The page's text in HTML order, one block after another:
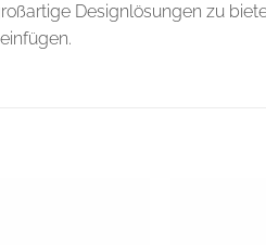
Designlösungen zu